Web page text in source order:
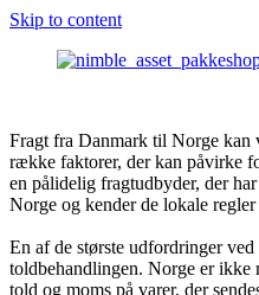
Skip to content
Fragt fra Danmark til Norge kan
række faktorer, der kan påvirke
en pålidelig fragtudbyder, der
Norge og kender de lokale regler
En af de største udfordringer
toldbehandlingen. Norge er ikke
told og moms på varer, der